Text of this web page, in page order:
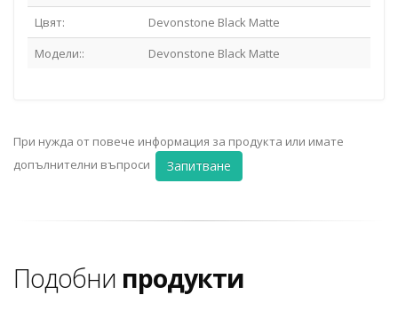
Цвят:
Devonstone Black Matte
Модели::
Devonstone Black Matte
При нужда от повече информация за продукта или имате
допълнителни въпроси
Запитване
Подобни продукти